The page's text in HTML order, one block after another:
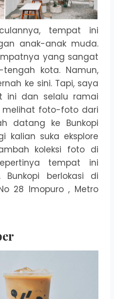
tempat ini
anak-anak muda.
yang sangat
kota. Namun,
ke sini. Tapi, saya
ini dan selalu ramai
melihat foto-foto dari
datang ke Bunkopi
kalian suka eksplore
koleksi foto di
tempat ini
berlokasi di
28 Imopuro , Metro